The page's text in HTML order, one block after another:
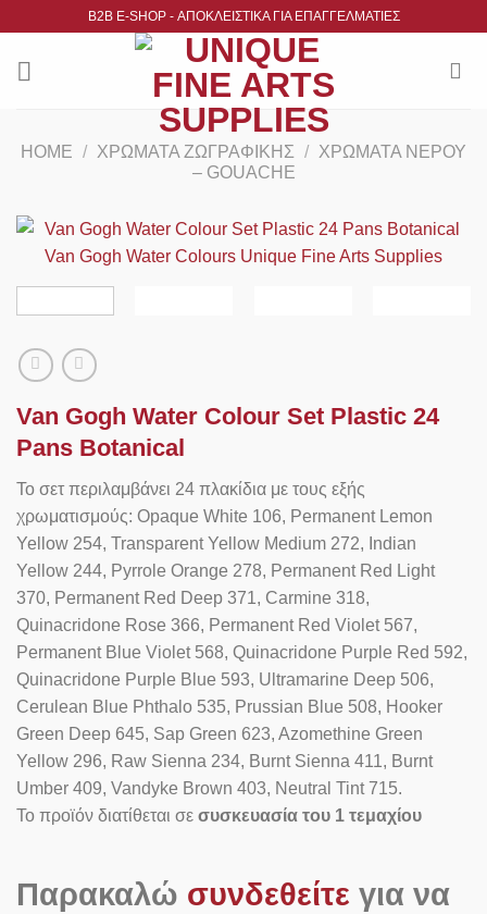
περιεχόμενο
B2B Ε-SHOP - ΑΠΟΚΛΕΙΣΤΙΚΑ ΓΙΑ ΕΠΑΓΓΕΛΜΑΤΙΕΣ
HOME / ΧΡΏΜΑΤΑ ΖΩΓΡΑΦΙΚΉΣ /
ΧΡΏΜΑΤΑ ΝΕΡΟΎ
– GOUACHE
Van Gogh Water Colour Set Plastic 24
Pans Botanical
Το σετ περιλαμβάνει 24 πλακίδια με τους εξής
χρωματισμούς: Opaque White 106, Permanent Lemon
Yellow 254, Transparent Yellow Medium 272, Indian
Yellow 244, Pyrrole Orange 278, Permanent Red Light
370, Permanent Red Deep 371, Carmine 318,
Quinacridone Rose 366, Permanent Red Violet 567,
Permanent Blue Violet 568, Quinacridone Purple Red 592,
Quinacridone Purple Blue 593, Ultramarine Deep 506,
Cerulean Blue Phthalo 535, Prussian Blue 508, Hooker
Green Deep 645, Sap Green 623, Azomethine Green
Yellow 296, Raw Sienna 234, Burnt Sienna 411, Burnt
Umber 409, Vandyke Brown 403, Neutral Tint 715.
Το προϊόν διατίθεται σε συσκευασία του 1 τεμαχίου
Παρακαλώ συνδεθείτε για να